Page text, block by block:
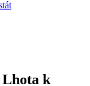
Lhota k